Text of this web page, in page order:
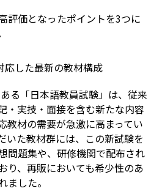
評価となったポイントを3つに
応した最新の教材構成
る「日本語教員試験」は、従来
・実技・面接を含む新たな内容
教材の需要が急激に高まってい
いた教材群には、この新試験を
問題集や、研修機関で配布され
り、再販においても希少性のあ
ました。